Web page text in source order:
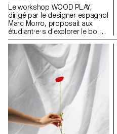
Le workshop WOOD PLAY,
dirigé par le designer espagnol
Marc Morro, proposait aux
étudiant·e·s d’explorer le bois
en tant que système de
construction ouvert et
accessible à tous les publics.
L’objectif était de stimuler la
créativité et l’expérimentation à
travers la conception de
modules ludiques et
reconfigurables, exploitant les
potentialités et les contraintes
du matériau, tout en évitant une
approche formelle trop
enfantine.